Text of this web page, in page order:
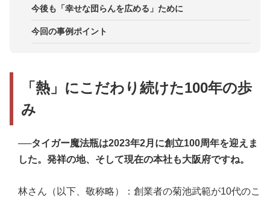
事例1．サーキュラーエコノミーのプレスリリース
から問い合わせ
今後も「幸せな団らんを広める」ために
今回の事例ポイント
「熱」にこだわり続けた100年の歩
み
──タイガー魔法瓶は2023年2月に創立100周年を迎えま
した。発祥の地、そして現在の本社も大阪府ですね。
林さん（以下、敬称略）：創業者の菊池武範が10代のこ